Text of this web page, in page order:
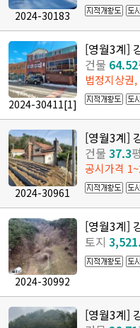
2024-30183
2024-30411[1]
[영월3계]
건물 64.52
법정지상권
2024-30961
[영월3계]
건물 37.3평
공시가격
2024-30992
[영월3계]
토지
[영월3계]